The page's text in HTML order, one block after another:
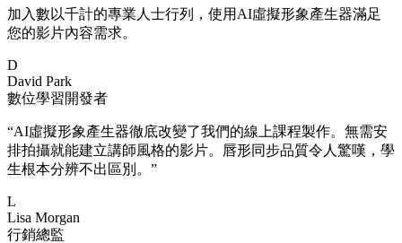
加入數以千計的專業人士行列，使用AI虛擬形象產生器滿足
您的影片內容需求。
D
David Park
數位學習開發者
“AI虛擬形象產生器徹底改變了我們的線上課程製作。無需安
排拍攝就能建立講師風格的影片。唇形同步品質令人驚嘆，學
生根本分辨不出區別。 ”
L
Lisa Morgan
行銷總監